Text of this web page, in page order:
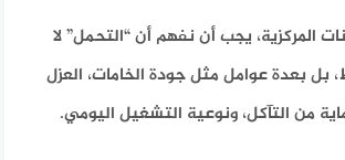
المركزية، يجب أن نفهم أن “التحمل” لا
بل بعدة عوامل مثل جودة الخامات، العزل
من التآكل، ونوعية التشغيل اليومي.